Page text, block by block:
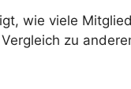
wie viele
zu